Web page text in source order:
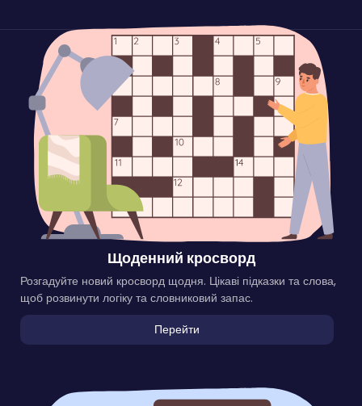
Щоденний кросворд
Розгадуйте новий кросворд щодня. Цікаві підказки та слова,
щоб розвинути логіку та словниковий запас.
Перейти